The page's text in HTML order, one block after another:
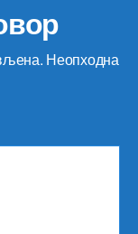
Неопходна